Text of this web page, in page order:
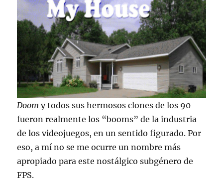
Doom y todos sus hermosos clones de los 90
fueron realmente los “booms” de la industria
de los videojuegos, en un sentido figurado. Por
eso, a mí no se me ocurre un nombre más
apropiado para este nostálgico subgénero de
FPS.